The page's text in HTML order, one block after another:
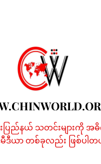
းပြည်နယ် သတင်းများကို အ
ဒီယာ တစ်ခုလည်း ဖြစ်ပါတ